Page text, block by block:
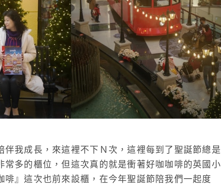
我成長，來這裡不下Ｎ次，這裡每到了聖誕節總是
常多的櫃位，但這次真的就是衝著好咖咖啡的英國小
啡』這次也前來設櫃，在今年聖誕節陪我們一起度